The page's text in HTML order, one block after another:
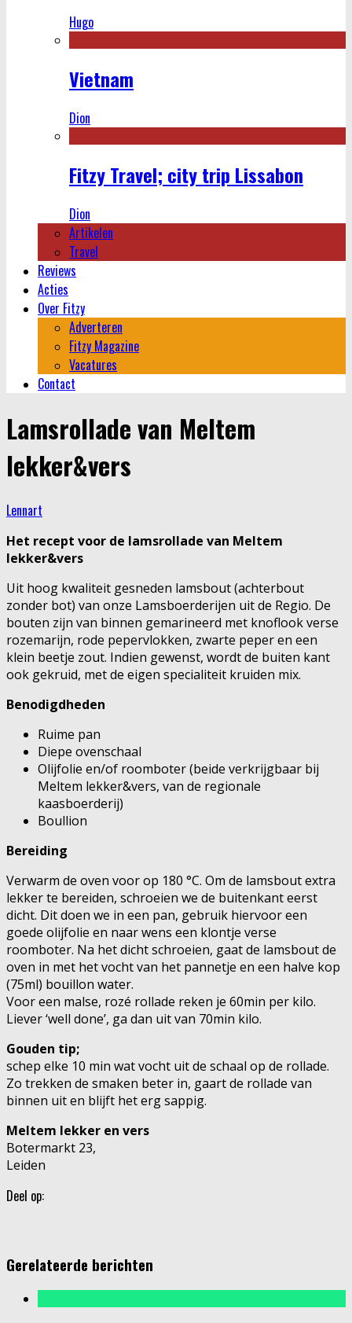
Hugo
Vietnam
Dion
Fitzy Travel; city trip Lissabon
Dion
Artikelen
Travel
Reviews
Acties
Over Fitzy
Adverteren
Fitzy Magazine
Vacatures
Contact
Lamsrollade van Meltem
lekker&vers
Lennart
Het recept voor de lamsrollade van Meltem
lekker&vers
Uit hoog kwaliteit gesneden lamsbout (achterbout
zonder bot) van onze Lamsboerderijen uit de Regio. De
bouten zijn van binnen gemarineerd met knoflook verse
rozemarijn, rode pepervlokken, zwarte peper en een
klein beetje zout. Indien gewenst, wordt de buiten kant
ook gekruid, met de eigen specialiteit kruiden mix.
Benodigdheden
Ruime pan
Diepe ovenschaal
Olijfolie en/of roomboter (beide verkrijgbaar bij
Meltem lekker&vers, van de regionale
kaasboerderij)
Boullion
Bereiding
Verwarm de oven voor op 180 °C. Om de lamsbout extra
lekker te bereiden, schroeien we de buitenkant eerst
dicht. Dit doen we in een pan, gebruik hiervoor een
goede olijfolie en naar wens een klontje verse
roomboter. Na het dicht schroeien, gaat de lamsbout de
oven in met het vocht van het pannetje en een halve kop
(75ml) bouillon water.
Voor een malse, rozé rollade reken je 60min per kilo.
Liever ‘well done’, ga dan uit van 70min kilo.
Gouden tip;
schep elke 10 min wat vocht uit de schaal op de rollade.
Zo trekken de smaken beter in, gaart de rollade van
binnen uit en blijft het erg sappig.
Meltem lekker en vers
Botermarkt 23,
Leiden
Deel op:
Gerelateerde berichten